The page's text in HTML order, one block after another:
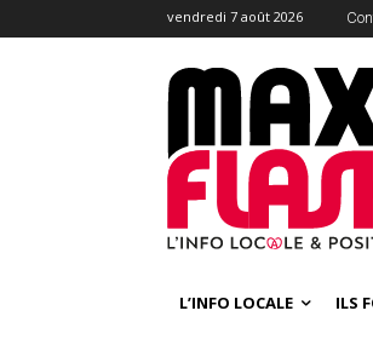
vendredi 7 août 2026
L’INFO LOCALE ILS